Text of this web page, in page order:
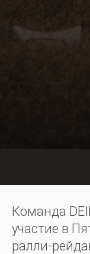
Команда
участие в
ралли-